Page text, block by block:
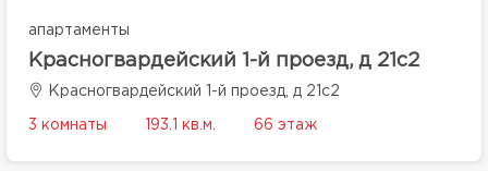
апартаменты
Красногвардейский 1-й проезд, д 21с2
Красногвардейский 1-й проезд, д 21с2
3 комнаты 193.1 кв.м. 66 этаж